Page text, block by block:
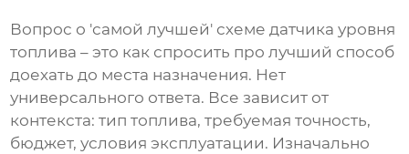
Вопрос о 'самой лучшей' схемедатчика уровня
топлива – это как спросить про лучший способ
доехать до места назначения. Нет
универсального ответа. Все зависит от
контекста: тип топлива, требуемая точность,
бюджет, условия эксплуатации. Изначально